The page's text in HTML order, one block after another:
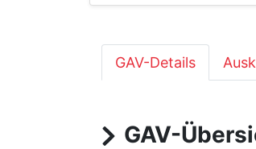
GAV-Details
GAV-